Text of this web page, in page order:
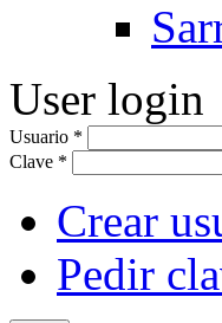
User login
Usuario *
Clave *
Crear
Pedir